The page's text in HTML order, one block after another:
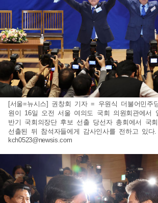
[서울=뉴시스] 권창회 기자 = 우원식 더불어민주
원이 16일 오전 서울 여의도 국회 의원회관에서
반기 국회의장단 후보 선출 당선자 총회에서 국
선출된 뒤 참석자들에게 감사인사를 전하고 있다.
kch0523@newsis.com